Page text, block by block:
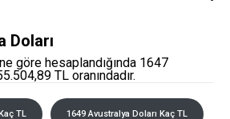
Doları
göre hesaplandığında 1647
TL oranındadır.
TL 1649 Avustralya Doları Kaç TL